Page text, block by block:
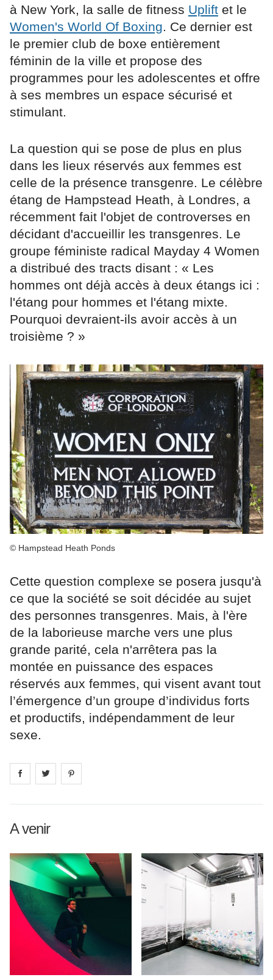
à New York, la salle de fitness Uplift et le
Women's World Of Boxing. Ce dernier est
le premier club de boxe entièrement
féminin de la ville et propose des
programmes pour les adolescentes et offre
à ses membres un espace sécurisé et
stimulant.
La question qui se pose de plus en plus
dans les lieux réservés aux femmes est
celle de la présence transgenre. Le célèbre
étang de Hampstead Heath, à Londres, a
récemment fait l'objet de controverses en
décidant d'accueillir les transgenres. Le
groupe féministe radical Mayday 4 Women
a distribué des tracts disant : « Les
hommes ont déjà accès à deux étangs ici :
l'étang pour hommes et l'étang mixte.
Pourquoi devraient-ils avoir accès à un
troisième ? »
© Hampstead Heath Ponds
Cette question complexe se posera jusqu'à
ce que la société se soit décidée au sujet
des personnes transgenres. Mais, à l'ère
de la laborieuse marche vers une plus
grande parité, cela n'arrêtera pas la
montée en puissance des espaces
réservés aux femmes, qui visent avant tout
l’émergence d’un groupe d’individus forts
et productifs, indépendamment de leur
sexe.
Share on facebook
Share on
A venir